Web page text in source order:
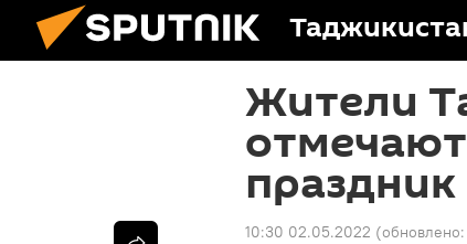
Жители
10:30 02.05.2022 (обновлено: